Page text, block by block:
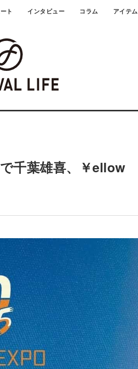
ト インタビュー コラム アイテム
千葉雄喜、￥ellow